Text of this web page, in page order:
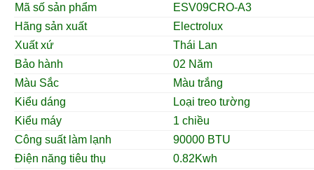
Mã số sản phẩm
ESV09CRO-A3
Hãng sản xuất
Electrolux
Xuất xứ
Thái Lan
Bảo hành
02 Năm
Màu Sắc
Màu trắng
Kiểu dáng
Loại treo tường
Kiểu máy
1 chiều
Công suất làm lạnh
90000 BTU
Điện năng tiêu thụ
0.82Kwh